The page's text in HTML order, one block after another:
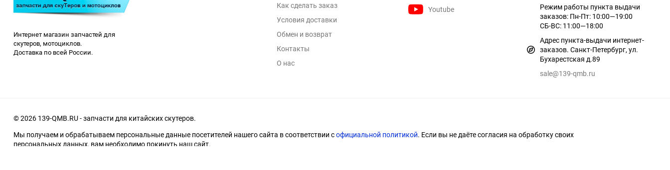
Интернет магазин запчастей для
скутеров, мотоциклов.
Доставка по всей России.
Как сделать заказ
Условия доставки
Обмен и возврат
Контакты
О нас
Youtube
Режим работы пункта выдачи
заказов: Пн-Пт: 10:00—19:00
СБ-ВС: 11:00—18:00
Адрес пункта-выдачи интернет-
заказов. Санкт-Петербург, ул.
Бухарестская д.89
sale@139-qmb.ru
© 2026 139-QMB.RU - запчасти для китайских скутеров.
Мы получаем и обрабатываем персональные данные посетителей нашего сайта в соответствии софициальной политикой. Если вы не даёте согласия на обработку своих
персональных данных, вам необходимо покинуть наш сайт.